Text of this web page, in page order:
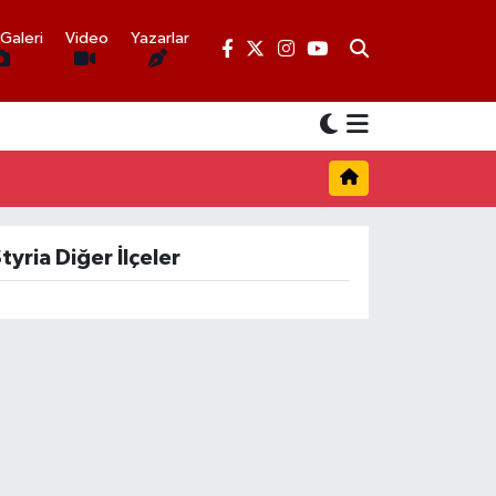
Video Yazarlar
Diğer İlçeler